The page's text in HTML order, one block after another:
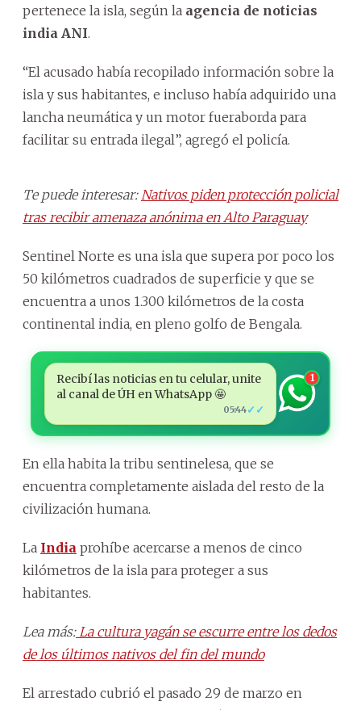
pertenece la isla, según la agencia de noticias
india ANI.
“El acusado había recopilado información sobre la
isla y sus habitantes, e incluso había adquirido una
lancha neumática y un motor fueraborda para
facilitar su entrada ilegal”, agregó el policía.
Te puede interesar: Nativos piden protección policial
tras recibir amenaza anónima en Alto Paraguay
Sentinel Norte es una isla que supera por poco los
50 kilómetros cuadrados de superficie y que se
encuentra a unos 1.300 kilómetros de la costa
continental india, en pleno golfo de Bengala.
Recibí las noticias en tu celular, unite
al canal de ÚH en WhatsApp 🤩
05:44✓✓
1
En ella habita la tribu sentinelesa, que se
encuentra completamente aislada del resto de la
civilización humana.
La India prohíbe acercarse a menos de cinco
kilómetros de la isla para proteger a sus
habitantes.
Lea más:La cultura yagán se escurre entre los dedos
de los últimos nativos del fin del mundo
El arrestado cubrió el pasado 29 de marzo en